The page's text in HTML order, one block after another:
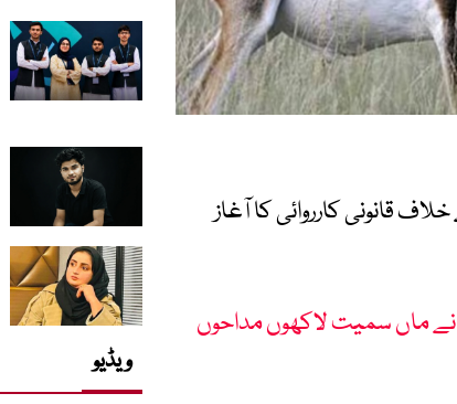
قانونی کارروائی کا آغاز
نے ماں سمیت لاکھوں مداحوں
ویڈیو